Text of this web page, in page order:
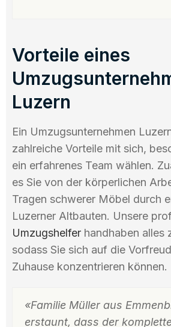
Vorteile eines
Luzern
Ein Umzugsunternehmen
zahlreiche Vorteile mit sich,
ein erfahrenes Team wählen.
es Sie von der körperlichen
Tragen schwerer Möbel durch
Luzerner Altbauten. Unsere
Umzugshelfer handhaben alles
sodass Sie sich auf die
Zuhause konzentrieren können.
«Familie Müller aus
erstaunt, dass der